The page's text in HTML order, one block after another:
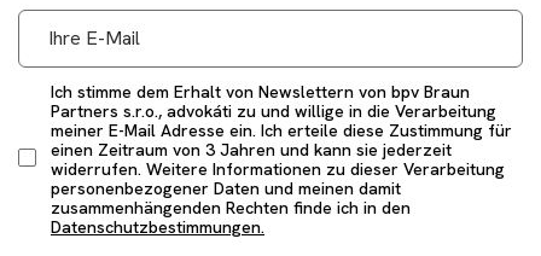
Ich stimme dem Erhalt von Newslettern von bpv Braun
Partners s.r.o., advokáti zu und willige in die Verarbeitung
meiner E-Mail Adresse ein. Ich erteile diese Zustimmung für
einen Zeitraum von 3 Jahren und kann sie jederzeit
widerrufen. Weitere Informationen zu dieser Verarbeitung
personenbezogener Daten und meinen damit
zusammenhängenden Rechten finde ich in den
Datenschutzbestimmungen.